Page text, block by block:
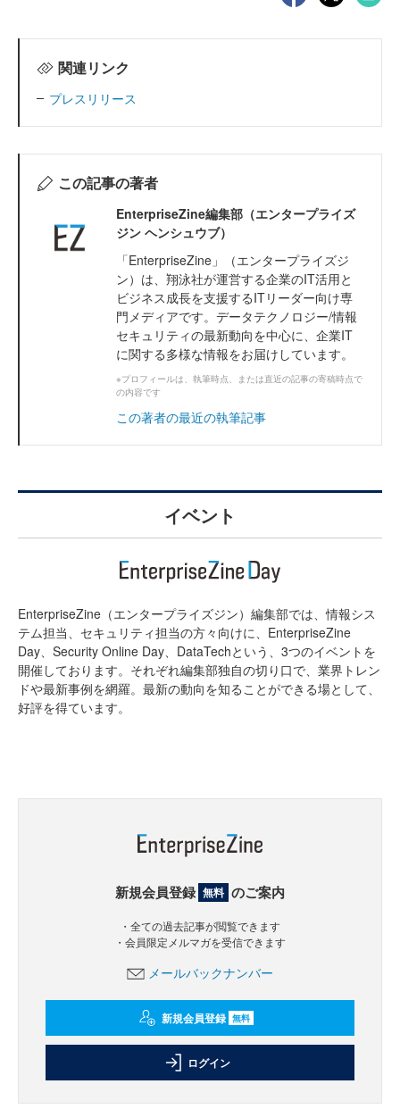
関連リンク
プレスリリース
この記事の著者
EnterpriseZine編集部（エンタープライズ
ジン ヘンシュウブ）
「EnterpriseZine」（エンタープライズジ
ン）は、翔泳社が運営する企業のIT活用と
ビジネス成長を支援するITリーダー向け専
門メディアです。データテクノロジー/情報
セキュリティの最新動向を中心に、企業IT
に関する多様な情報をお届けしています。
※プロフィールは、執筆時点、または直近の記事の寄稿時点で
の内容です
この著者の最近の執筆記事
イベント
EnterpriseZine（エンタープライズジン）編集部では、情報シス
テム担当、セキュリティ担当の方々向けに、EnterpriseZine
Day、Security Online Day、DataTechという、3つのイベントを
開催しております。それぞれ編集部独自の切り口で、業界トレン
ドや最新事例を網羅。最新の動向を知ることができる場として、
好評を得ています。
新規会員登録 無料 のご案内
・全ての過去記事が閲覧できます
・会員限定メルマガを受信できます
メールバックナンバー
新規会員登録 無料
ログイン